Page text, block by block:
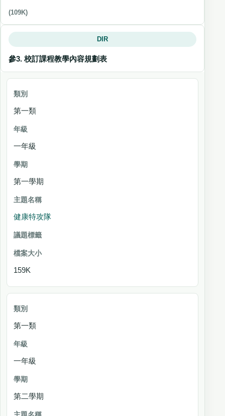
(109K)
DIR
參3. 校訂課程教學內容規劃表
類別
年
級
主題名稱
議
題
籤
第一類
一年級
第一學期
健康特攻隊
159K
第一類
一年級
第二學期